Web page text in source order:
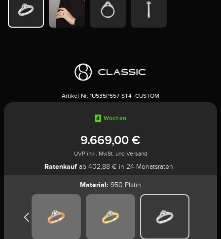
Artikel-Nr: 1U535P557-ST4_CUSTOM
4 Wochen
9.669,00 €
UVP inkl. MwSt. und Versand
Ratenkaufab 402,88 € in 24 Monatsraten
Material: 950 Platin